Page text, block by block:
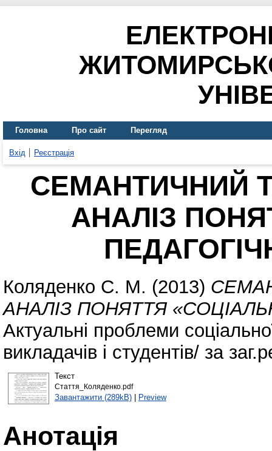
Головна Про сайт Перегляд
Вхід Реєстрація
СЕМАНТИЧНИЙ
АНАЛІЗ
Коляденко С. М. (2013)
АНАЛІЗ ПОНЯТТЯ
Актуальні проблеми
викладачів і студентів/ за
Текст
Стаття_Коляденко.pdf
Завантажити (289kB)| Preview
Анотація